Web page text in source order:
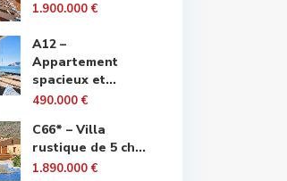
1.900.000 €
A12 –
Appartement
spacieux et...
490.000 €
C66* – Villa
rustique de 5 ch...
1.890.000 €